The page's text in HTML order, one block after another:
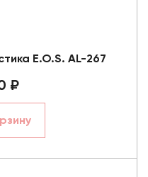
E.O.S. AL-267
₽